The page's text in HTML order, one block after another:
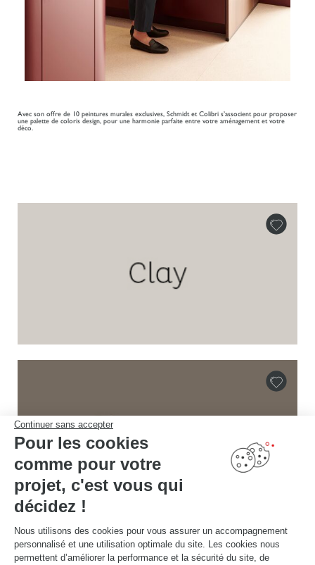
Continuer sans accepter
Pour les cookies
comme pour votre
projet, c'est vous qui
décidez !
Nous utilisons des cookies pour vous assurer un accompagnement
personnalisé et une utilisation optimale du site. Les cookies nous
permettent d’améliorer la performance et la sécurité du site, de
Avec son offre de 10 peintures murales exclusives, Schmidt et Colibri s’associent pour proposer
une palette de coloris design, pour une harmonie parfaite entre votre aménagement et votre
déco.